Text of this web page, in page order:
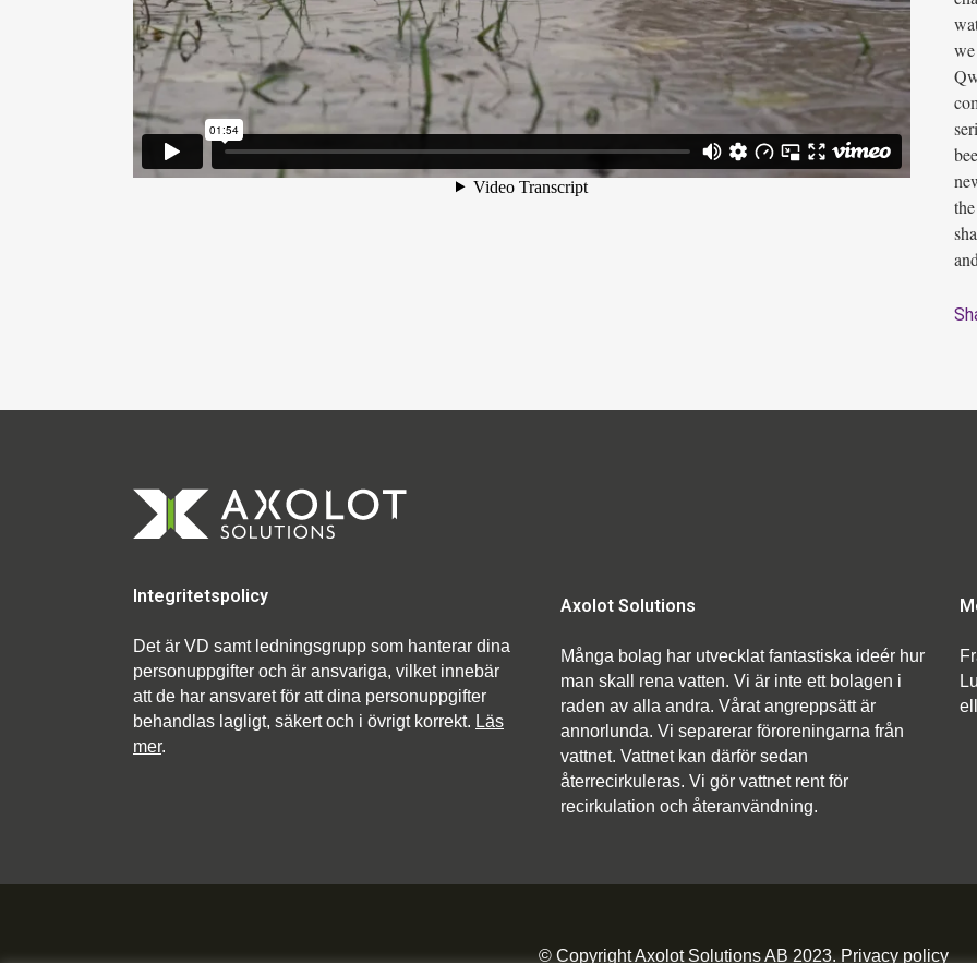
Integritetspolicy
Det är VD samt ledningsgrupp som hanterar dina
personuppgifter och är ansvariga, vilket innebär
att de har ansvaret för att dina personuppgifter
behandlas lagligt, säkert och i övrigt korrekt. Läs
mer.
Axolot Solutions
Många bolag har utvecklat fantastiska ideér hur
man skall rena vatten. Vi är inte ett bolagen i
raden av alla andra. Vårat angreppsätt är
annorlunda. Vi separerar föroreningarna från
vattnet. Vattnet kan därför sedan
återrecirkuleras. Vi gör vattnet rent för
recirkulation och återanvändning.
© Copyright Axolot Solutions AB 2023. Privacy policy